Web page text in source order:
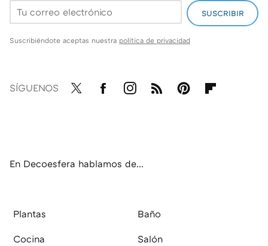
SUSCRIBIR
Suscribiéndote aceptas nuestra política de privacidad
SÍGUENOS
En Decoesfera hablamos de...
Plantas Baño
Cocina Salón